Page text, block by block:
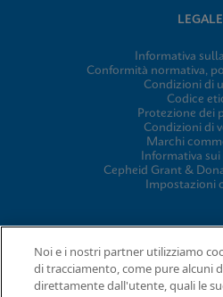
LEGALE
Informativa
Conformità normativa,
Condizioni di
Codice
Protezione dei
Condizioni di
Marchi
Informativa
Cepheid Grant &
Impostazioni
Accordo sul
Noi e i nostri partner utilizziamo
di tracciamento, come pure alcuni
direttamente dall'utente, quali le